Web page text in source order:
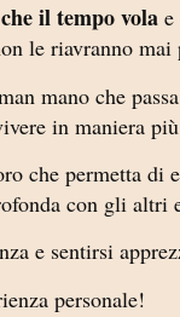
il tempo vola
le riavranno mai
mano che
in maniera
che permetta di
con gli altri
e sentirsi
personale!